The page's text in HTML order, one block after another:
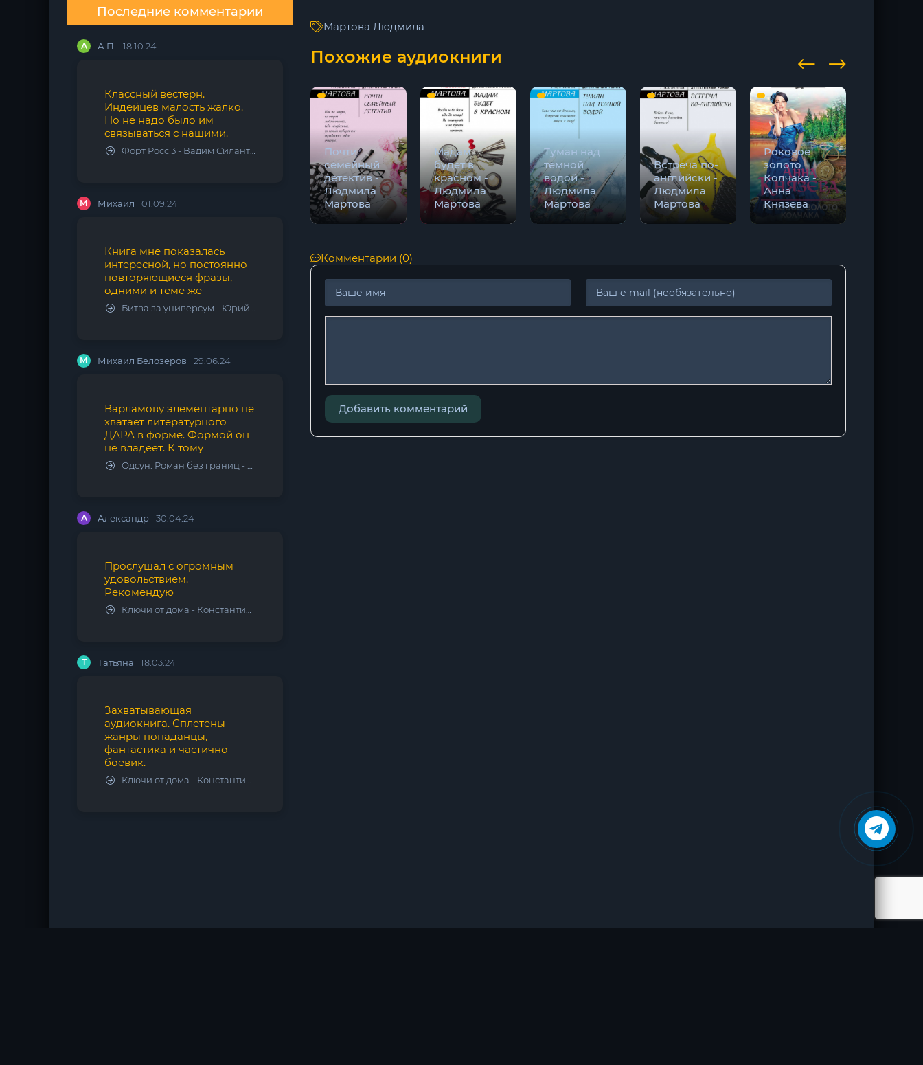
Последние комментарии
А А.П. 18.10.24
Классный вестерн.
Индейцев малость жалко.
Но не надо было им
связываться с нашими.
Форт Росс 3 - Вадим Силантьев
М Михаил 01.09.24
Книга мне показалась
интересной, но постоянно
повторяющиеся фразы,
одними и теме же
Битва за универсум - Юрий Тарарев, Александр Тарарев
М Михаил Белозеров 29.06.24
Варламову элементарно не
хватает литературного
ДАРА в форме. Формой он
не владеет. К тому
Одсун. Роман без границ - Алексей Варламов
А Александр 30.04.24
Прослушал с огромным
удовольствием.
Рекомендую
Ключи от дома - Константин Калбазов
Т Татьяна 18.03.24
Захватывающая
аудиокнига. Сплетены
жанры попаданцы,
фантастика и частично
боевик.
Ключи от дома - Константин Калбазов
Мартова Людмила
Похожие аудиокниги
Почти
семейный
детектив -
Людмила
Мартова
Мадам
будет в
красном -
Людмила
Мартова
Туман над
тёмной
водой -
Людмила
Мартова
Встреча по-
английски -
Людмила
Мартова
Роковое
золото
Колчака -
Анна
Князева
Комментарии (0)
Добавить комментарий